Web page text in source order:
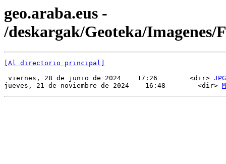
geo.araba.eus -
/deskargak/Geoteka/Imagenes/
[Al directorio principal]
viernes, 28 de junio de 2024    17:26        <dir> JPG
jueves, 21 de noviembre de 2024    16:48        <dir>